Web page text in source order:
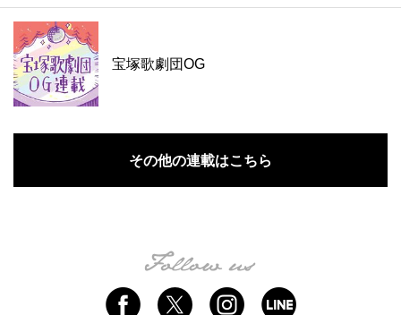
宝塚歌劇団OG
その他の連載はこちら